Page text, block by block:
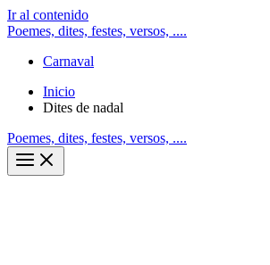
Ir al contenido
Poemes, dites, festes, versos, ....
Carnaval
Inicio
Dites de nadal
Poemes, dites, festes, versos, ....